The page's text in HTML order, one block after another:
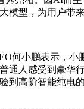
模型，为用户带
何小鹏表示，小
通人感受到豪华
到高阶智能纯电的